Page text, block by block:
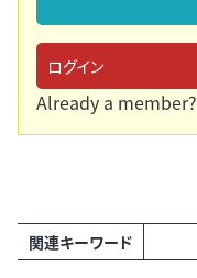
ログイン
Already a member?
関連キーワード